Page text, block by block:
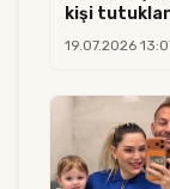
kişi
19.07.2026